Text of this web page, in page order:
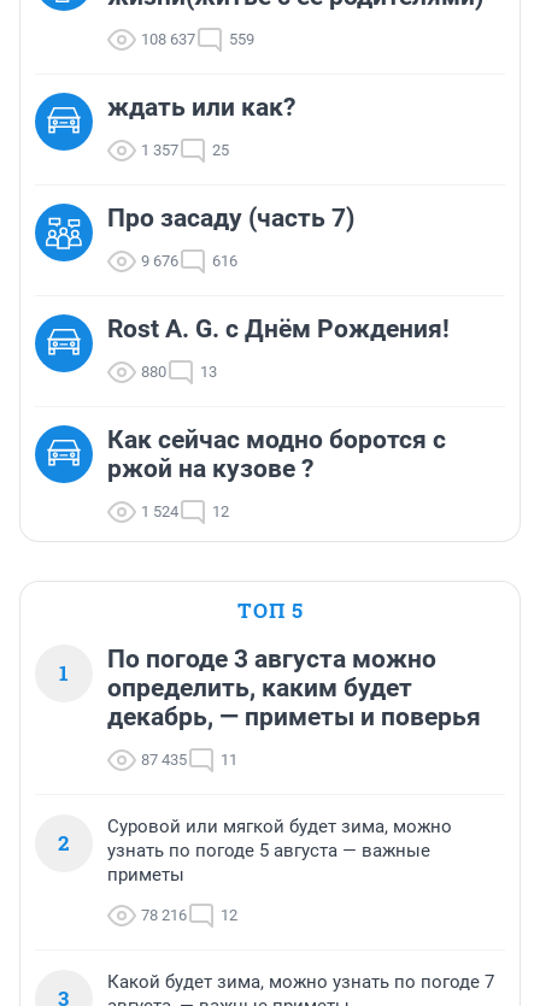
108 637 559
ждать или как?
1 357 25
Про засаду (часть 7)
9 676 616
Rost A. G. с Днём Рождения!
880 13
Как сейчас модно боротся с
ржой на кузове ?
1 524 12
ТОП 5
1
По погоде 3 августа можно
определить, каким будет
декабрь, — приметы и поверья
87 435 11
2
Суровой или мягкой будет зима, можно
узнать по погоде 5 августа — важные
приметы
78 216 12
3
Какой будет зима, можно узнать по погоде 7